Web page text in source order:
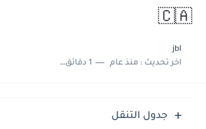
🇨🇦
jbl
اخر تحديث :منذ عام 1 دقائق للقراءة
جدول التنقل